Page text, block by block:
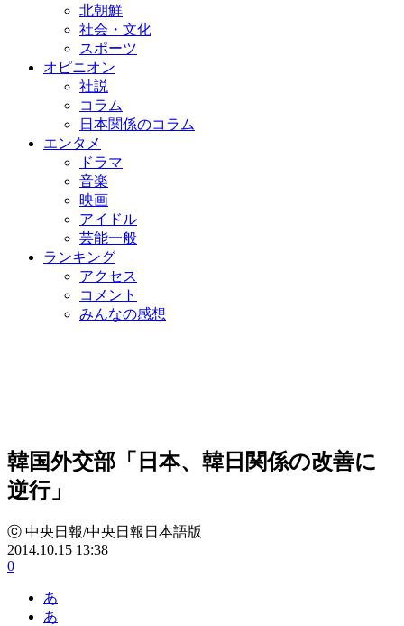
北朝鮮
社会・文化
スポーツ
オピニオン
社説
コラム
日本関係のコラム
エンタメ
ドラマ
音楽
映画
アイドル
芸能一般
ランキング
アクセス
コメント
みんなの感想
韓国外交部「日本、韓日関係の改善に
逆行」
ⓒ 中央日報/中央日報日本語版
2014.10.15 13:38
0
あ
あ